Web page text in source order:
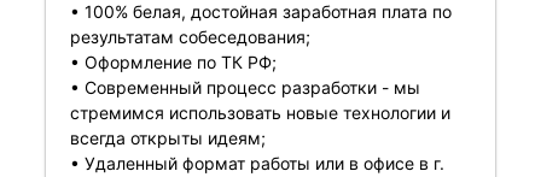
• 100% белая, достойная заработная плата по
результатам собеседования;
• Оформление по ТК РФ;
• Современный процесс разработки - мы
стремимся использовать новые технологии и
всегда открыты идеям;
• Удаленный формат работы или в офисе в г.